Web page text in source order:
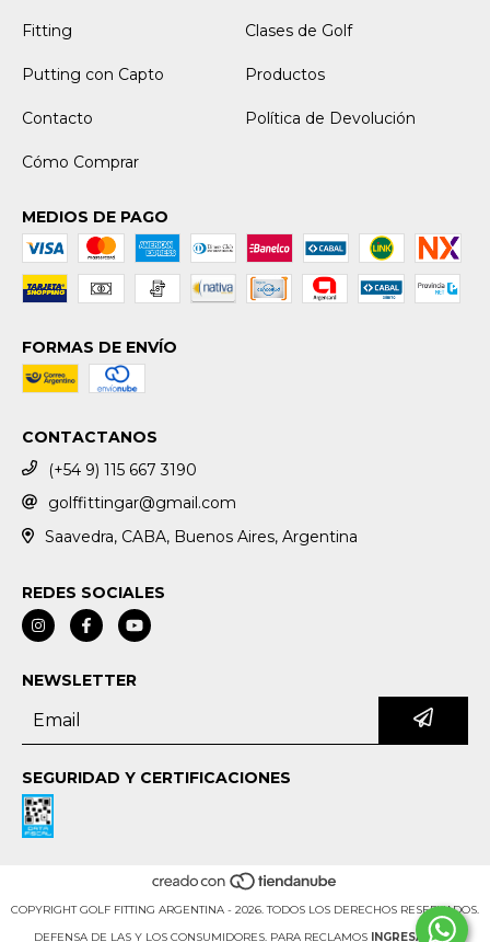
Fitting Clases de Golf
Putting con Capto Productos
Contacto Política de Devolución
Cómo Comprar
MEDIOS DE PAGO
FORMAS DE ENVÍO
CONTACTANOS
(+54 9) 115 667 3190
golffittingar@gmail.com
Saavedra, CABA, Buenos Aires, Argentina
REDES SOCIALES
NEWSLETTER
SEGURIDAD Y CERTIFICACIONES
COPYRIGHT GOLF FITTING ARGENTINA - 2026. TODOS LOS DERECHOS RESERVADOS.
DEFENSA DE LAS Y LOS CONSUMIDORES. PARA RECLAMOS
INGRESÁ ACÁ.